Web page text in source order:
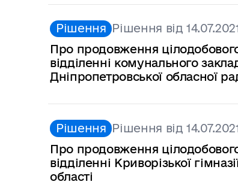
Рішення Рішення від
Про продовження
відділенні комунального
Дніпропетровської обласної
Рішення Рішення від
Про продовження
відділенні Криворізької
області